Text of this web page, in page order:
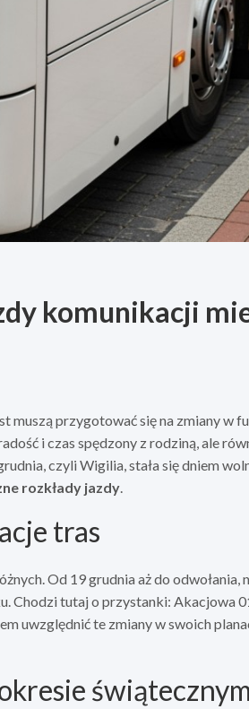
komunikacji
muszą przygotować się na zmiany w
i czas spędzony z rodziną, ale
czyli Wigilia, stała się dniem
rozkłady jazdy.
tras
Od 19 grudnia aż do
Chodzi tutaj o przystanki: Akacjowa
uwzględnić te zmiany w swoich
świątecznym